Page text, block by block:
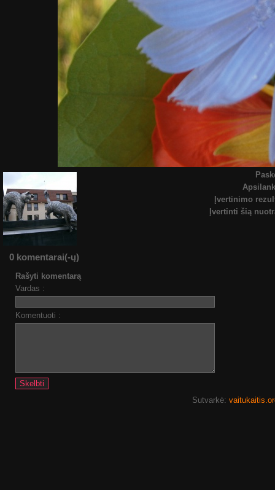
Įvertinimo
Įvertinti šią
0 komentarai(-ų)
Rašyti komentarą
Vardas :
Komentuoti :
Sutvarkė: